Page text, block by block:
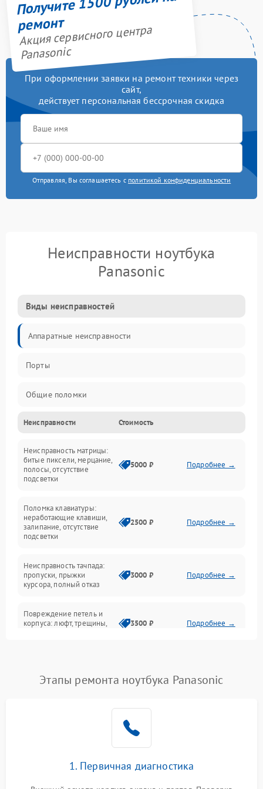
ремонт
Акция сервисного центра
Panasonic
При оформлении заявки на ремонт техники через
сайт,
действует персональная бессрочная скидка
Отправляя, Вы соглашаетесь с политикой конфиденциальности
Неисправности ноутбука
Panasonic
Виды неисправностей
Аппаратные неисправности
Порты
Общие поломки
Устройства
Программные ошибки
Электрические и системные сбои
Интерфейсные проблемы
Батарея
Сеть и интернет
Неисправности Стоимость
Неисправность матрицы:
битые пиксели, мерцание,
полосы, отсутствие
подсветки
5000 ₽ Подробнее →
Поломка клавиатуры:
неработающие клавиши,
залипание, отсутствие
подсветки
2500 ₽ Подробнее →
Неисправность тачпада:
пропуски, прыжки
курсора, полный отказ
3000 ₽ Подробнее →
Повреждение петель и
корпуса: люфт, трещины,
3500 ₽ Подробнее →
невозможность зарядки,
2500 ₽ Подробнее →
2000 ₽
Перегрев из‑за пыли,
неисправности кулера
Этапы ремонта ноутбука Panasonic
1. Первичная диагностика